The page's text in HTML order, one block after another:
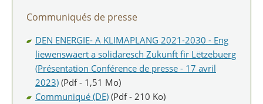
Communiqués de presse
DEN ENERGIE- A KLIMAPLANG 2021-2030 - Eng
liewenswäert a solidaresch Zukunft fir Lëtzebuerg
(Présentation Conférence de presse - 17 avril
2023) (Pdf - 1,51 Mo)
Communiqué (DE) (Pdf - 210 Ko)